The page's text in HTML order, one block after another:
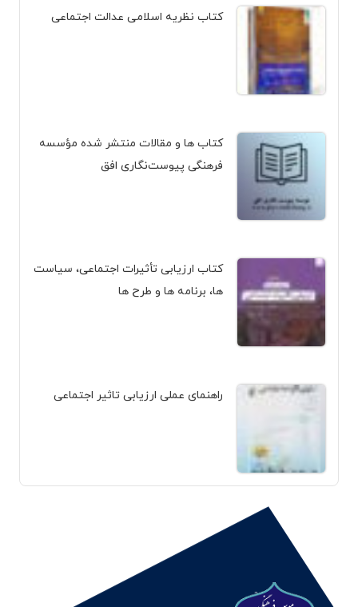
کتاب نظریه اسلامی عدالت اجتماعی
کتاب ها و مقالات منتشر شده مؤسسه
فرهنگی پیوست‌نگاری افق
کتاب ارزیابی تأثیرات اجتماعی، سیاست
ها، برنامه ها و طرح ها
راهنمای عملی ارزیابی تاثیر اجتماعی